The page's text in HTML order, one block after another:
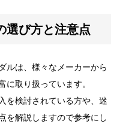
選び方と注意点
ルは、様々なメーカーから
取り扱っています。
を検討されている方や、迷
を解説しますので参考にし